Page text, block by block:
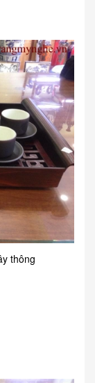
thông